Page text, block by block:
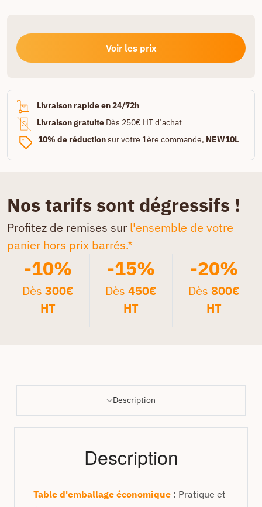
Voir les prix
Livraison rapide en 24/72h
Livraison gratuite Dès 250€ HT d’achat
10% de réductionsur votre 1ère commande, NEW10L
Nos tarifs sont dégressifs !
Profitez de remises sur l'ensemble de votre
panier hors prix barrés.*
-10%
Dès300€
HT
-15%
Dès 450€
HT
-20%
Dès 800€
HT
Description
Description
Table d'emballage économique : Pratique et